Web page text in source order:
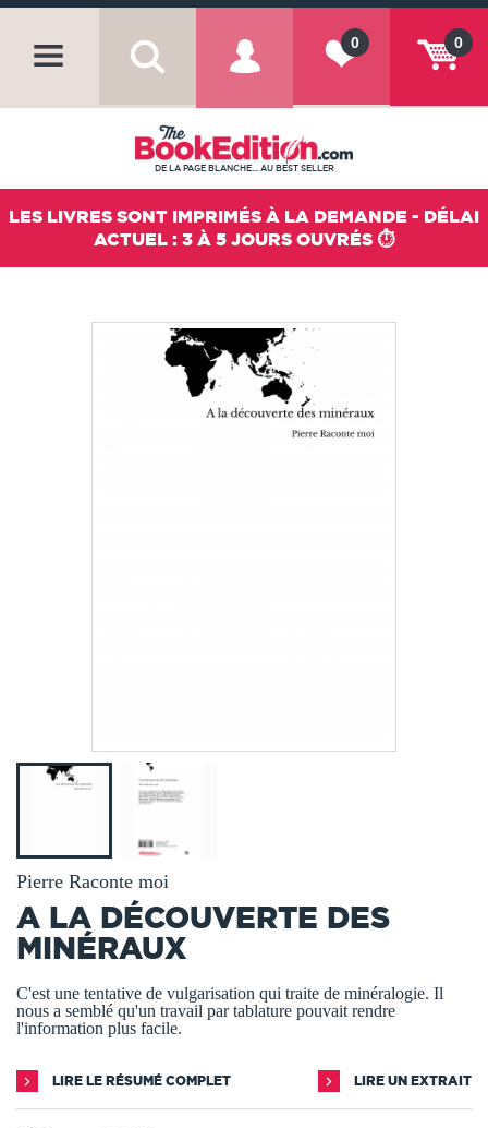
0
0
DE LA PAGE BLANCHE... AU BEST SELLER
LES LIVRES SONT IMPRIMÉS À LA DEMANDE - DÉLAI
ACTUEL : 3 À 5 JOURS OUVRÉS ⏱️
Pierre Raconte moi
A LA DÉCOUVERTE DES
MINÉRAUX
C'est une tentative de vulgarisation qui traite de minéralogie. Il
nous a semblé qu'un travail par tablature pouvait rendre
l'information plus facile.
LIRE LE RÉSUMÉ COMPLET LIRE UN EXTRAIT